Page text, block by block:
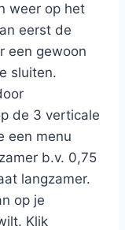
weer op het
eerst de
een gewoon
sluiten.
de 3 verticale
een menu
b.v. 0,75
langzamer.
op je
Klik